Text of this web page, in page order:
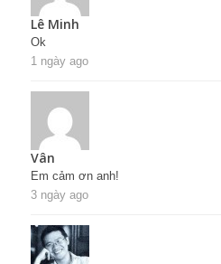
Lê Minh
Ok
1 ngày ago
Vân
Em cảm ơn anh!
3 ngày ago